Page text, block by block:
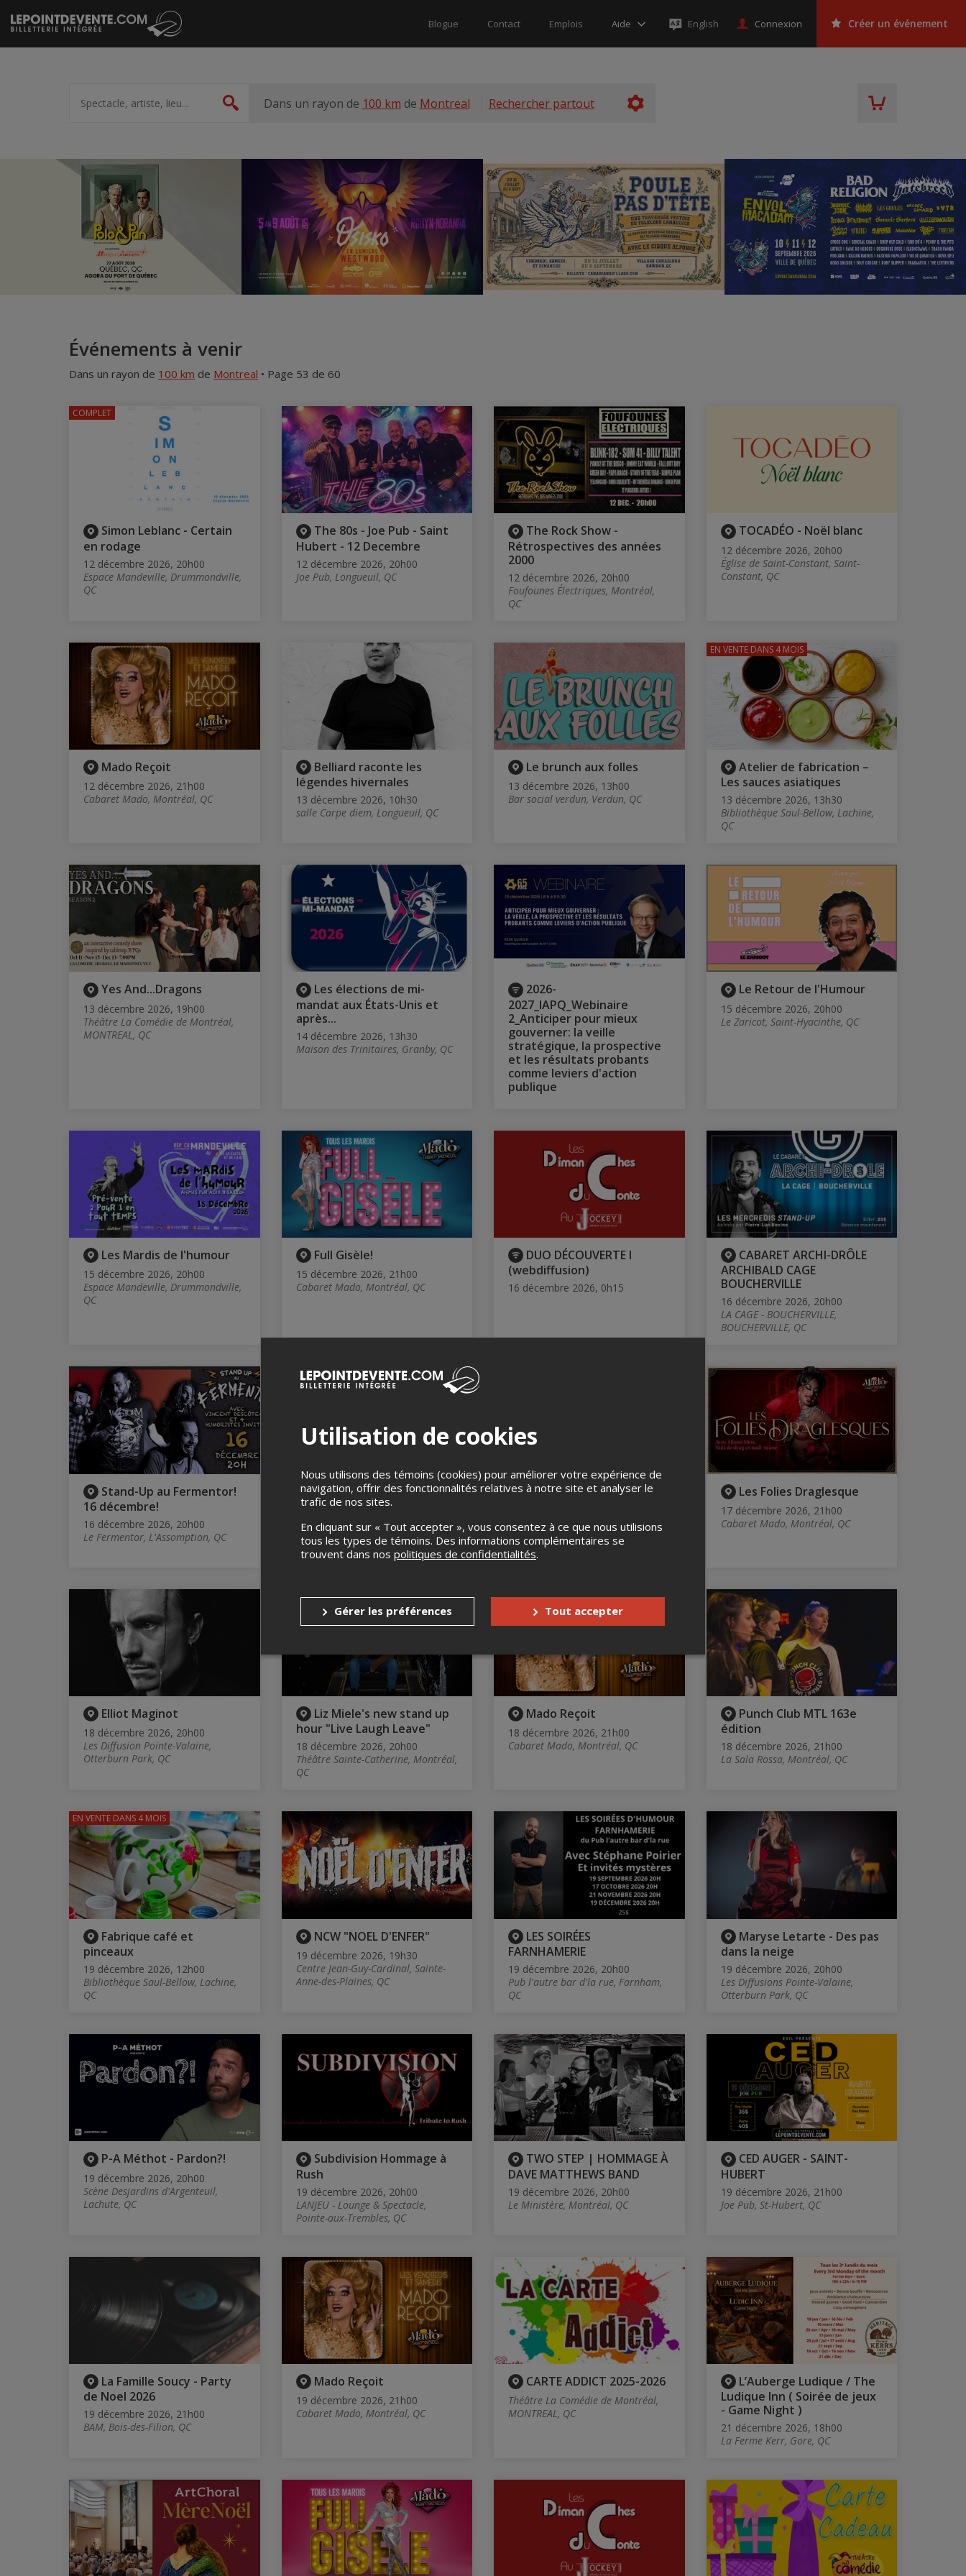
Passer
au
contenu
Blogue Contact Emplois Aide English Connexion Créer un événement
artiste,
lieu...
Rechercher
Dans un rayon de 100 km de Montreal Rechercher partout
Accueil
Suggestions
Événements à venir
Dans un rayon de 100 km de Montreal • Page 53 de 60
Simon Leblanc - Certain
en rodage
12 décembre 2026, 20h00
Espace Mandeville, Drummondville,
QC
COMPLET
The 80s - Joe Pub - Saint
Hubert - 12 Decembre
12 décembre 2026, 20h00
Joe Pub, Longueuil, QC
The Rock Show -
Rétrospectives des années
2000
12 décembre 2026, 20h00
Foufounes Électriques, Montréal,
QC
TOCADÉO - Noël blanc
12 décembre 2026, 20h00
Église de Saint-Constant, Saint-
Constant, QC
Mado Reçoit
12 décembre 2026, 21h00
Cabaret Mado, Montréal, QC
Belliard raconte les
légendes hivernales
13 décembre 2026, 10h30
salle Carpe diem, Longueuil, QC
Le brunch aux folles
13 décembre 2026, 13h00
Bar social verdun, Verdun, QC
Atelier de fabrication –
Les sauces asiatiques
13 décembre 2026, 13h30
Bibliothèque Saul-Bellow, Lachine,
QC
EN VENTE DANS 4 MOIS
Yes And...Dragons
13 décembre 2026, 19h00
Théâtre La Comédie de Montréal,
MONTREAL, QC
Les élections de mi-
mandat aux États-Unis et
après...
14 décembre 2026, 13h30
Maison des Trinitaires, Granby, QC
2026-
2027_IAPQ_Webinaire
2_Anticiper pour mieux
gouverner: la veille
stratégique, la prospective
et les résultats probants
comme leviers d'action
publique
Le Retour de l'Humour
15 décembre 2026, 20h00
Le Zaricot, Saint-Hyacinthe, QC
Les Mardis de l'humour
15 décembre 2026, 20h00
Espace Mandeville, Drummondville,
QC
Full Gisèle!
15 décembre 2026, 21h00
Cabaret Mado, Montréal, QC
DUO DÉCOUVERTE I
(webdiffusion)
16 décembre 2026, 0h15
CABARET ARCHI-DRÔLE
ARCHIBALD CAGE
BOUCHERVILLE
16 décembre 2026, 20h00
LA CAGE - BOUCHERVILLE,
BOUCHERVILLE, QC
Stand-Up au Fermentor!
16 décembre!
16 décembre 2026, 20h00
Le Fermentor, L'Assomption, QC
Cabaret de l'humour
17 décembre 2026, 20h00
Les Diffusions Pointe-Valaine,
Otterburn Park, QC
Cabaret Drag avec Eva
17 décembre 2026, 20h00
Espace Mandeville, Drummondville,
QC
Les Folies Draglesque
17 décembre 2026, 21h00
Cabaret Mado, Montréal, QC
Elliot Maginot
18 décembre 2026, 20h00
Les Diffusion Pointe-Valaine,
Otterburn Park, QC
Liz Miele's new stand up
hour "Live Laugh Leave"
18 décembre 2026, 20h00
Théâtre Sainte-Catherine, Montréal,
QC
Mado Reçoit
18 décembre 2026, 21h00
Cabaret Mado, Montréal, QC
Punch Club MTL 163e
édition
18 décembre 2026, 21h00
La Sala Rossa, Montréal, QC
Fabrique café et
pinceaux
19 décembre 2026, 12h00
Bibliothèque Saul-Bellow, Lachine,
QC
EN VENTE DANS 4 MOIS
NCW "NOEL D'ENFER"
19 décembre 2026, 19h30
Centre Jean-Guy-Cardinal, Sainte-
Anne-des-Plaines, QC
LES SOIRÉES
FARNHAMERIE
19 décembre 2026, 20h00
Pub l'autre bar d'la rue, Farnham,
QC
Maryse Letarte - Des pas
dans la neige
19 décembre 2026, 20h00
Les Diffusions Pointe-Valaine,
Otterburn Park, QC
P-A Méthot - Pardon?!
19 décembre 2026, 20h00
Scène Desjardins d'Argenteuil,
Lachute, QC
Subdivision Hommage à
Rush
19 décembre 2026, 20h00
LANJEU - Lounge & Spectacle,
Pointe-aux-Trembles, QC
TWO STEP | HOMMAGE À
DAVE MATTHEWS BAND
19 décembre 2026, 20h00
Le Ministère, Montréal, QC
CED AUGER - SAINT-
HUBERT
19 décembre 2026, 21h00
Joe Pub, St-Hubert, QC
La Famille Soucy - Party
de Noel 2026
19 décembre 2026, 21h00
BAM, Bois-des-Filion, QC
Mado Reçoit
19 décembre 2026, 21h00
Cabaret Mado, Montréal, QC
CARTE ADDICT 2025-2026
Théâtre La Comédie de Montréal,
MONTREAL, QC
L’Auberge Ludique / The
Ludique Inn ( Soirée de jeux
- Game Night )
21 décembre 2026, 18h00
La Ferme Kerr, Gore, QC
Utilisation de cookies
Nous utilisons des témoins (cookies) pour améliorer votre expérience de
navigation, offrir des fonctionnalités relatives à notre site et analyser le
trafic de nos sites.
En cliquant sur « Tout accepter », vous consentez à ce que nous utilisions
tous les types de témoins. Des informations complémentaires se
trouvent dans nos politiques de confidentialités.
Gérer les préférences Tout accepter